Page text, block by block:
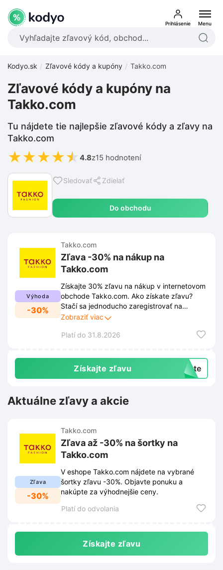
Prihlásenie Menu
Kodyo.sk Zľavové kódy a kupóny Takko.com
Sledovať Zdielať
Do obchodu
Zľavové kódy a kupóny na
Takko.com
Tu nájdete tie najlepšie zľavové kódy a zľavy na
Takko.com
★★★★★ 4.8z15 hodnotení
Výhoda
-30%
Takko.com
Zľava -30% na nákup na
Takko.com
Získajte 30% zľavu na nákup v internetovom
obchode Takko.com. Ako získate zľavu?
Stačí sa jednoducho zaregistrovať na
stránke Takko.com. Po úspešnej registrácii
Zobraziť viac
Platí do 31.8.2026
Získajte zľavu exte
Aktuálne zľavy a akcie
Zľava
-30%
Takko.com
Zľava až -30% na šortky na
Takko.com
V eshope Takko.com nájdete na vybrané
šortky zľavu -30%. Objavte ponuku a
nakúpte za výhodnejšie ceny.
Platí do odvolania
Získajte zľavu